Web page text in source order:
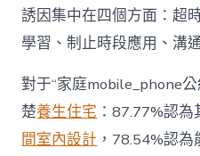
誘因集中在四個方面：超
學習、制止時段應用、溝
對于“家庭mobile_phone
楚養生住宅 ：87.77%認為
間室內設計 ，78.54%認